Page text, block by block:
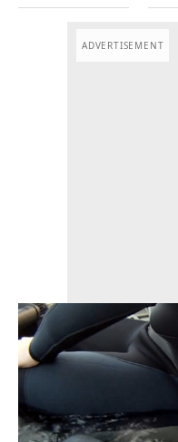
ADVERTISEMENT